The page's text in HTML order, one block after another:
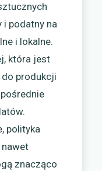
i podatny na
i lokalne.
która jest
produkcji
polityka
nawet
znacząco